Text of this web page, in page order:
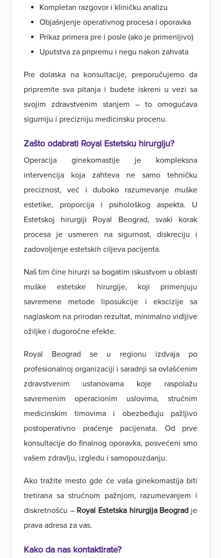
Kompletan razgovor i kliničku analizu
Objašnjenje operativnog procesa i oporavka
Prikaz primera pre i posle (ako je primenljivo)
Uputstva za pripremu i negu nakon zahvata
Pre dolaska na konsultacije, preporučujemo da
pripremite sva pitanja i budete iskreni u vezi sa
svojim zdravstvenim stanjem – to omogućava
sigurniju i precizniju medicinsku procenu.
Zašto odabrati Royal Estetsku hirurgiju?
Operacija ginekomastije je kompleksna
intervencija koja zahteva ne samo tehničku
preciznost, već i duboko razumevanje muške
estetike, proporcija i psihološkog aspekta. U
Estetskoj hirurgiji Royal Beograd, svaki korak
procesa je usmeren na sigurnost, diskreciju i
zadovoljenje estetskih ciljeva pacijenta.
Naš tim čine hirurzi sa bogatim iskustvom u oblasti
muške estetske hirurgije, koji primenjuju
savremene metode liposukcije i ekscizije sa
naglaskom na prirodan rezultat, minimalno vidljive
ožiljke i dugoročne efekte.
Royal Beograd se u regionu izdvaja po
profesionalnoj organizaciji i saradnji sa ovlašćenim
zdravstvenim ustanovama koje raspolažu
savremenim operacionim uslovima, stručnim
medicinskim timovima i obezbeđuju pažljivo
postoperativno praćenje pacijenata. Od prve
konsultacije do finalnog oporavka, posvećeni smo
vašem zdravlju, izgledu i samopouzdanju.
Ako tražite mesto gde će vaša ginekomastija biti
tretirana sa stručnom pažnjom, razumevanjem i
diskretnošću – Royal Estetska hirurgija Beograd je
prava adresa za vas.
Kako da nas kontaktirate?